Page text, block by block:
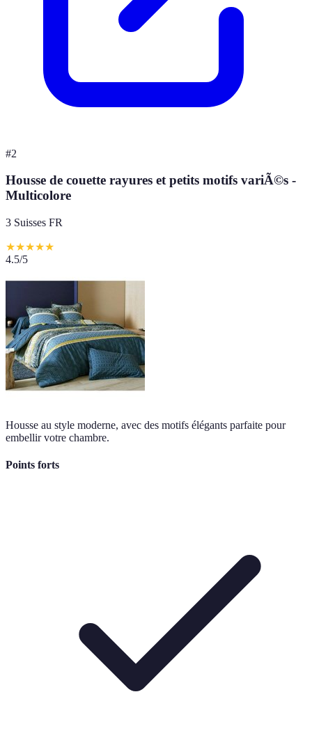
#2
Housse de couette rayures et petits motifs variÃ©s -
Multicolore
3 Suisses FR
★★★★★
4.5/5
Housse au style moderne, avec des motifs élégants parfaite pour
embellir votre chambre.
Points forts